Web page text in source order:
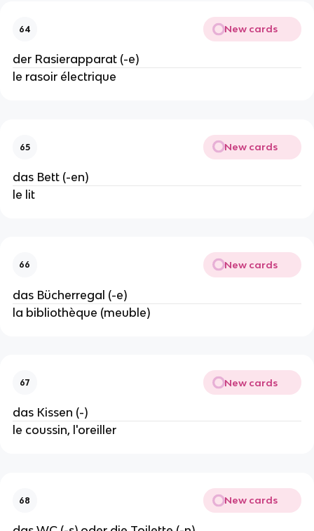
64 New cards
der Rasierapparat (-e)
le rasoir électrique
65 New cards
das Bett (-en)
le lit
66 New cards
das Bücherregal (-e)
la bibliothèque (meuble)
67 New cards
das Kissen (-)
le coussin, l'oreiller
68 New cards